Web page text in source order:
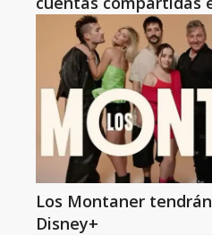
Los Montaner
Disney+